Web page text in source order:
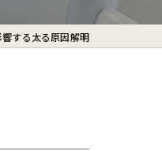
する太る原因解明